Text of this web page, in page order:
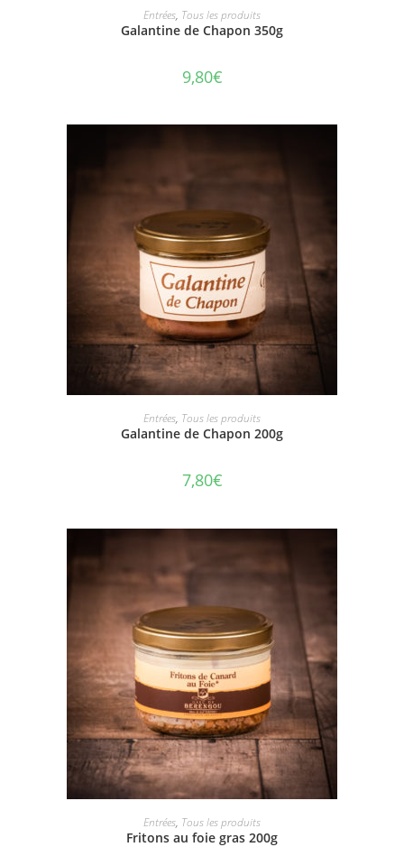
AJOUTER AU PANIER
Entrées, Tous les produits
Galantine de Chapon 350g
9,80€
AJOUTER AU PANIER
Entrées, Tous les produits
Galantine de Chapon 200g
7,80€
AJOUTER AU PANIER
Entrées, Tous les produits
Fritons au foie gras 200g